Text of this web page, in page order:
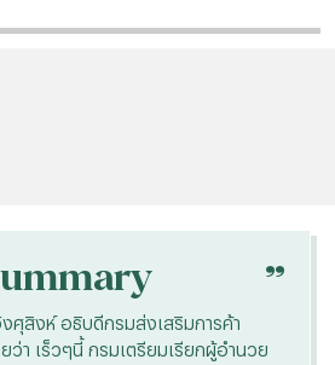
“
ศุสิงห์ อธิบดีกรมส่งเสริมการค้า
ยว่า เร็วๆนี้ กรมเตรียมเรียกผู้อำนวย